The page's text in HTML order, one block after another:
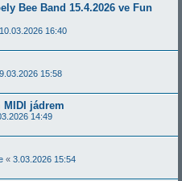
Bee Band 15.4.2026 ve Fun
10.03.2026 16:40
9.03.2026 15:58
MIDI jádrem
14:49
« 3.03.2026 15:54